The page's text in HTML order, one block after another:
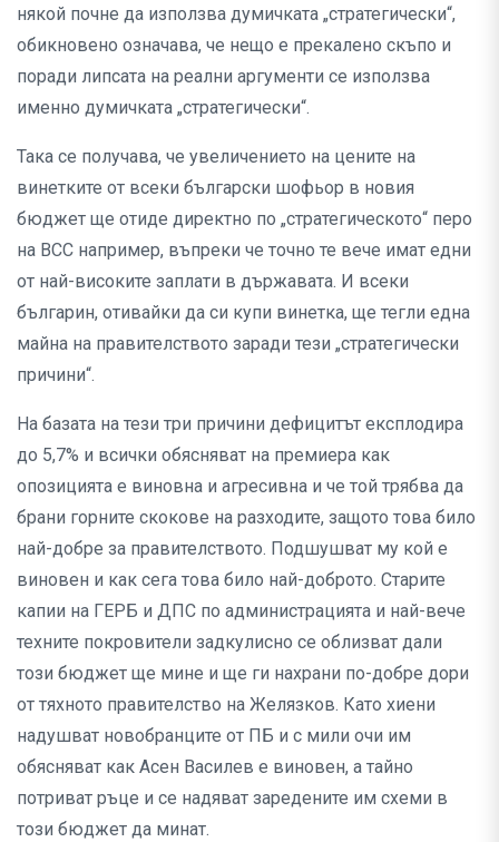
някой почне да използва думичката „стратегически“,
обикновено означава, че нещо е прекалено скъпо и
поради липсата на реални аргументи се използва
именно думичката „стратегически“.
Така се получава, че увеличението на цените на
винетките от всеки български шофьор в новия
бюджет ще отиде директно по „стратегическото“ перо
на ВСС например, въпреки че точно те вече имат едни
от най-високите заплати в държавата. И всеки
българин, отивайки да си купи винетка, ще тегли една
майна на правителството заради тези „стратегически
причини“.
На базата на тези три причини дефицитът експлодира
до 5,7% и всички обясняват на премиера как
опозицията е виновна и агресивна и че той трябва да
брани горните скокове на разходите, защото това било
най-добре за правителството. Подшушват му кой е
виновен и как сега това било най-доброто. Старите
капии на ГЕРБ и ДПС по администрацията и най-вече
техните покровители задкулисно се облизват дали
този бюджет ще мине и ще ги нахрани по-добре дори
от тяхното правителство на Желязков. Като хиени
надушват новобранците от ПБ и с мили очи им
обясняват как Асен Василев е виновен, а тайно
потриват ръце и се надяват заредените им схеми в
този бюджет да минат.